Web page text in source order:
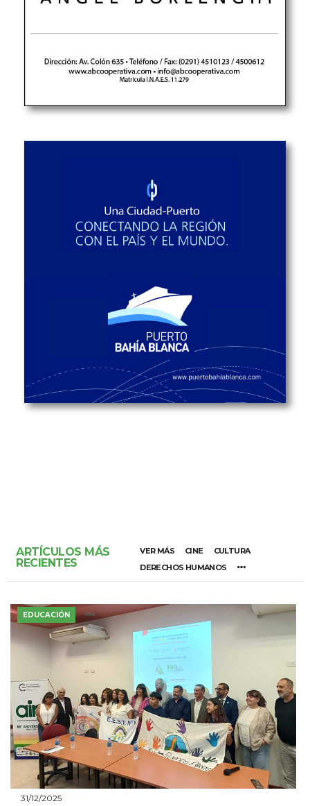
ARTÍCULOS MÁS
RECIENTES
VER MÁS CINE
CULTURA
DERECHOS HUMANOS
EDUCACIÓN
31/12/2025